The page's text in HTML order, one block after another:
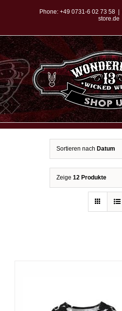
springen
Phone: +49 0731-6 02 73 58
store.de
Sortieren nach Datum
Zeige 12 Produkte